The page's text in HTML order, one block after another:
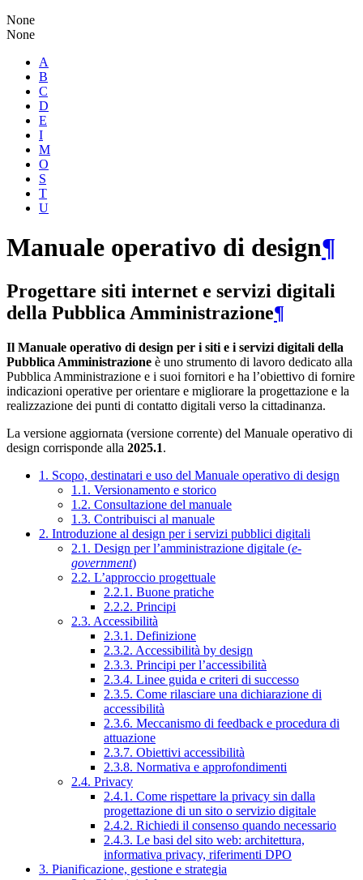
None
None
A
B
C
D
E
I
M
O
S
T
U
Manuale operativo di design¶
Progettare siti internet e servizi digitali
della Pubblica Amministrazione¶
Il Manuale operativo di design per i siti e i servizi digitali della
Pubblica Amministrazione è uno strumento di lavoro dedicato alla
Pubblica Amministrazione e i suoi fornitori e ha l’obiettivo di fornire
indicazioni operative per orientare e migliorare la progettazione e la
realizzazione dei punti di contatto digitali verso la cittadinanza.
La versione aggiornata (versione corrente) del Manuale operativo di
design corrisponde alla 2025.1.
1. Scopo, destinatari e uso del Manuale operativo di design
1.1. Versionamento e storico
1.2. Consultazione del manuale
1.3. Contribuisci al manuale
2. Introduzione al design per i servizi pubblici digitali
2.1. Design per l’amministrazione digitale (e-
government)
2.2. L’approccio progettuale
2.2.1. Buone pratiche
2.2.2. Principi
2.3. Accessibilità
2.3.1. Definizione
2.3.2. Accessibilità by design
2.3.3. Principi per l’accessibilità
2.3.4. Linee guida e criteri di successo
2.3.5. Come rilasciare una dichiarazione di
accessibilità
2.3.6. Meccanismo di feedback e procedura di
attuazione
2.3.7. Obiettivi accessibilità
2.3.8. Normativa e approfondimenti
2.4. Privacy
2.4.1. Come rispettare la privacy sin dalla
progettazione di un sito o servizio digitale
2.4.2. Richiedi il consenso quando necessario
2.4.3. Le basi del sito web: architettura,
informativa privacy, riferimenti DPO
3. Pianificazione, gestione e strategia